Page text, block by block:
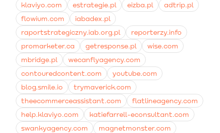
klaviyo.com
estrategie.pl eizba.pl
adtrip.pl
flowium.com
iabadex.pl
raportstrategiczny.iab.org.pl
reporterzy.info
promarketer.ca
getresponse.pl
wise.com
mbridge.pl
wecanflyagency.com
contouredcontent.com
youtube.com
blog.smile.io
trymaverick.com
theecommerceassistant.com
flatlineagency.com
help.klaviyo.com
katiefarrell-econsultant.com
swankyagency.com
magnetmonster.com